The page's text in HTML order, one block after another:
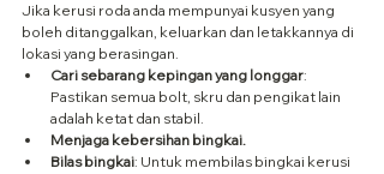
Jika kerusi roda anda mempunyai kusyen yang
boleh ditanggalkan, keluarkan dan letakkannya di
lokasi yang berasingan.
Cari sebarang kepingan yang longgar:
Pastikan semua bolt, skru dan pengikat lain
adalah ketat dan stabil.
Menjaga kebersihan bingkai.
Bilas bingkai: Untuk membilas bingkai kerusi